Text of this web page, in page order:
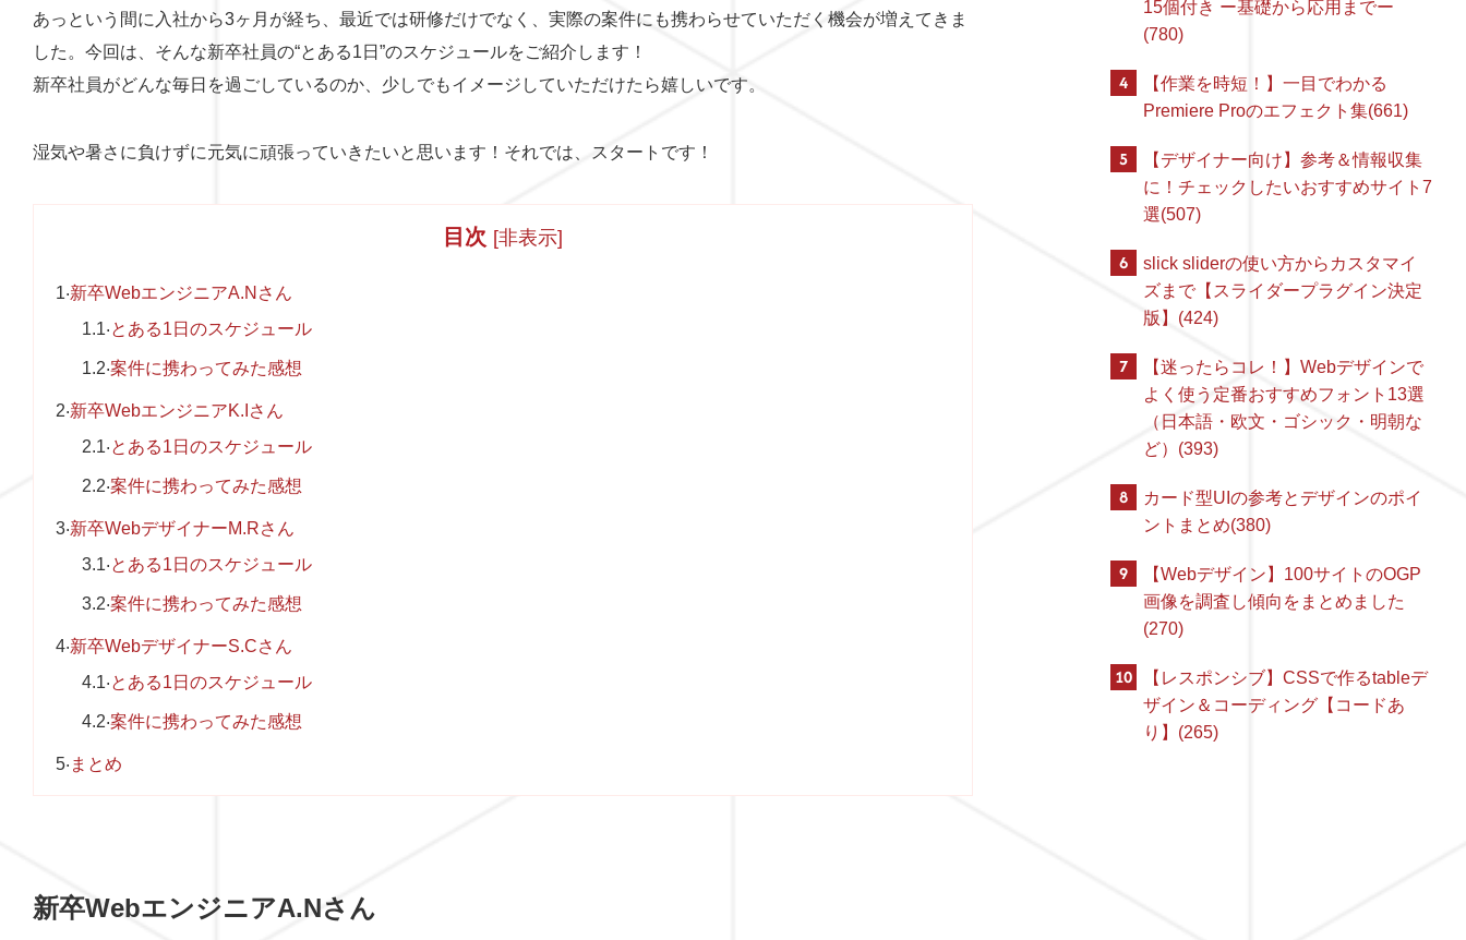
あっという間に入社から3ヶ月が経ち、最近では研修だけでなく、実際の案件にも携わらせていただく機会が増えてきま
した。今回は、そんな新卒社員の“とある1日”のスケジュールをご紹介します！
新卒社員がどんな毎日を過ごしているのか、少しでもイメージしていただけたら嬉しいです。
湿気や暑さに負けずに元気に頑張っていきたいと思います！それでは、スタートです！
目次 [非表示]
1新卒WebエンジニアA.Nさん
1.1とある1日のスケジュール
1.2案件に携わってみた感想
2新卒WebエンジニアK.Iさん
2.1とある1日のスケジュール
2.2案件に携わってみた感想
3新卒WebデザイナーM.Rさん
3.1とある1日のスケジュール
3.2案件に携わってみた感想
4新卒WebデザイナーS.Cさん
4.1とある1日のスケジュール
4.2案件に携わってみた感想
5まとめ
新卒WebエンジニアA.Nさん
15個付き ー基礎から応用までー
(780)
4
【作業を時短！】一目でわかる
Premiere Proのエフェクト集(661)
5
【デザイナー向け】参考＆情報収集
に！チェックしたいおすすめサイト7
選(507)
6
slick sliderの使い方からカスタマイ
ズまで【スライダープラグイン決定
版】(424)
7
【迷ったらコレ！】Webデザインで
よく使う定番おすすめフォント13選
（日本語・欧文・ゴシック・明朝な
ど）(393)
8
カード型UIの参考とデザインのポイ
ントまとめ(380)
9
【Webデザイン】100サイトのOGP
画像を調査し傾向をまとめました
(270)
10
【レスポンシブ】CSSで作るtableデ
ザイン＆コーディング【コードあ
り】(265)